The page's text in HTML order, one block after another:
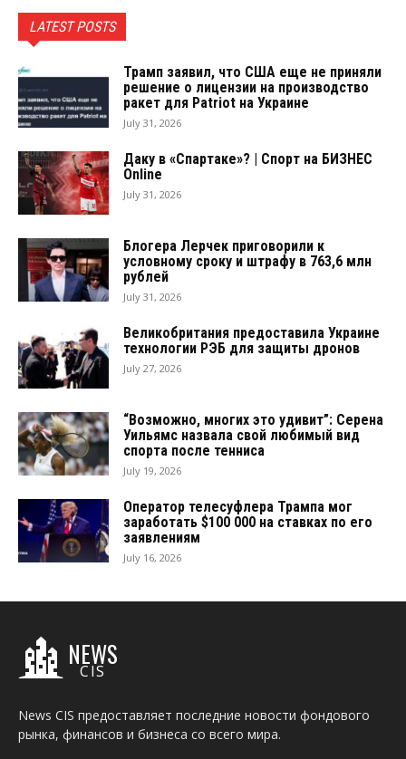
LATEST POSTS
Трамп заявил, что США еще не приняли
решение о лицензии на производство
ракет для Patriot на Украине
July 31, 2026
Даку в «Спартаке»? | Спорт на БИЗНЕС
Online
July 31, 2026
Блогера Лерчек приговорили к
условному сроку и штрафу в 763,6 млн
рублей
July 31, 2026
Великобритания предоставила Украине
технологии РЭБ для защиты дронов
July 27, 2026
“Возможно, многих это удивит”: Серена
Уильямс назвала свой любимый вид
спорта после тенниса
July 19, 2026
Оператор телесуфлера Трампа мог
заработать $100 000 на ставках по его
заявлениям
July 16, 2026
NEWS
CIS
News CIS предоставляет последние новости фондового
рынка, финансов и бизнеса со всего мира.